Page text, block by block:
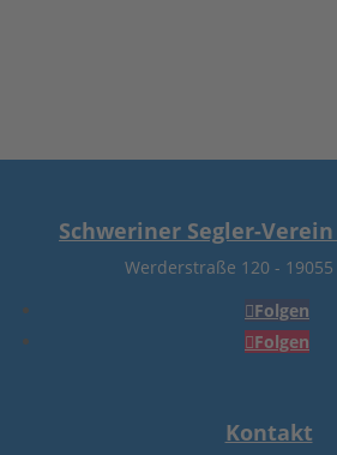
Schweriner Segler-Verein
Werderstraße 120 -
Folgen
Folgen
Kontakt